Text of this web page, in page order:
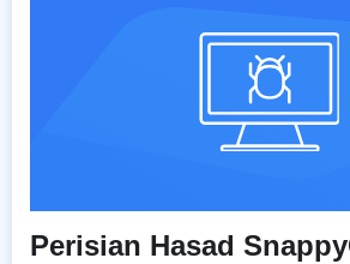
Perisian Hasad